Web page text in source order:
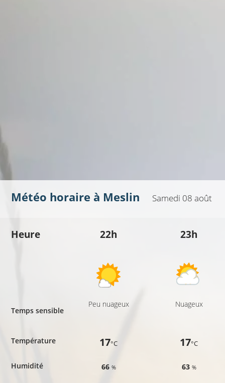
Météo horaire à Meslin Samedi 08 août
Heure
Temps sensible
Température
Humidité
22h
Peu nuageux
17°C
66 %
23h
Nuageux
17°C
63 %